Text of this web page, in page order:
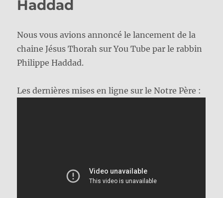
Haddad
Nous vous avions annoncé le lancement de la
chaine Jésus Thorah sur You Tube par le rabbin
Philippe Haddad.
Les dernières mises en ligne sur le Notre Père :